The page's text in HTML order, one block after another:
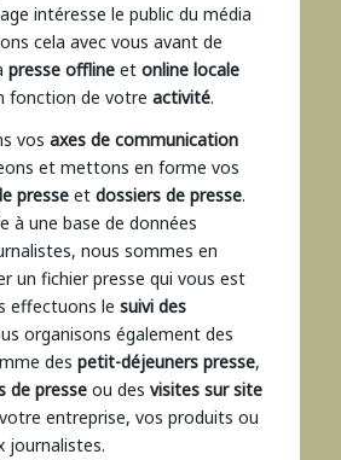
intéresse le public du média
cela avec vous avant de
presse offlineet online locale
fonction de votre activité.
vos axes de communication
et mettons en forme vos
presseet dossiers de presse.
à une base de données
nous sommes en
un fichier presse qui vous est
effectuons le suivi des
organisons également des
des petit-déjeuners presse,
de presseou des visites sur site
entreprise, vos produits ou
journalistes.